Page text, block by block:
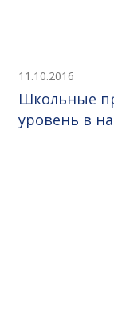
11.10.2016
Школьные
уровень в